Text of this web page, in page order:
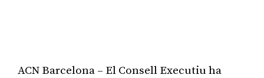
ACN Barcelona – El Consell Executiu ha